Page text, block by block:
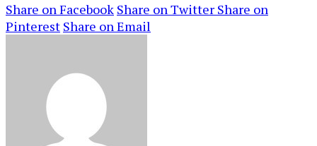
Share on Facebook Share on Twitter Share on
Pinterest Share on Email